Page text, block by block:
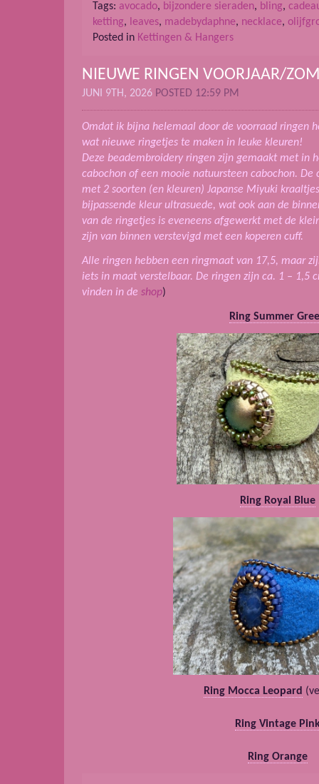
Tags: avocado, bijzondere sieraden, bling,
ketting, leaves, madebydaphne, necklace,
Posted in Kettingen & Hangers
NIEUWE RINGEN VOORJAAR/
JUNI 9TH, 2026 POSTED 12:59 PM
Omdat ik bijna helemaal door de voorraad ringen
wat nieuwe ringetjes te maken in leuke kleuren!
Deze beadembroidery ringen zijn gemaakt met in
cabochon of een mooie natuursteen cabochon. De
met 2 soorten (en kleuren) Japanse Miyuki
bijpassende kleur ultrasuede, wat ook aan de
van de ringetjes is eveneens afgewerkt met de
zijn van binnen verstevigd met een koperen cuff.
Alle ringen hebben een ringmaat van 17,5, maar
iets in maat verstelbaar. De ringen zijn ca. 1 – 1,5
vinden in de shop)
Ring Summer
Ring Royal Blue
Ring Mocca Leopard
Ring Vintage
Ring Orange